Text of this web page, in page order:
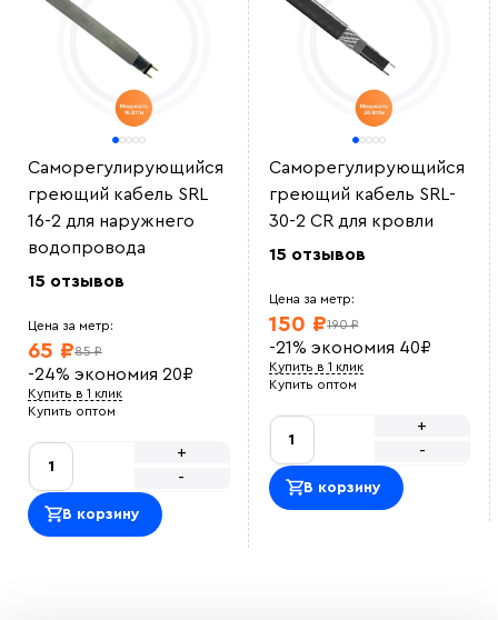
Саморегулирующийся
греющий кабель SRL
16-2 для наружнего
водопровода
15 отзывов
Цена за метр:
85 ₽
65 ₽
-24% экономия 20₽
Купить в 1 клик
Купить оптом
-
+
В корзину
Саморегулирующийся
греющий кабель SRL-
30-2 CR для кровли
15 отзывов
Цена за метр:
190 ₽
150 ₽
-21% экономия 40₽
Купить в 1 клик
Купить оптом
-
+
В корзину